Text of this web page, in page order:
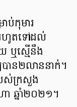
ប់កុមារ
ហូតទៅដល់
ឬស្មើនឹង
ាន២លាននាក់។
ស់ក្រសួង
ឆ្នាំ២០២១។